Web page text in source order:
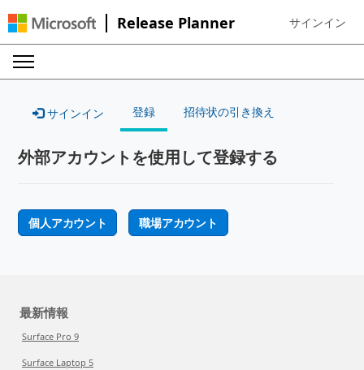
Release Planner Sign in to
サインイン
サインイン 登録 招待状の引き換え
外部アカウントを使用して登録する
個人アカウント 職場アカウント
最新情報
Surface Pro 9
Surface Laptop 5